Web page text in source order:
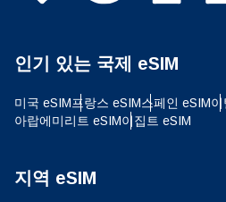
인기 있는 국제 eSIM
미국 eSIM프랑스 eSIM스페인 eSIM
아랍에미리트 eSIM이집트 eSIM
지역 eSIM